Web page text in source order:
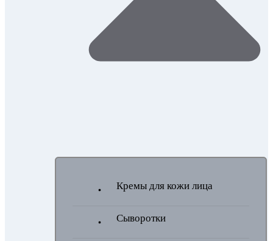
Кремы для кожи лица
Сыворотки